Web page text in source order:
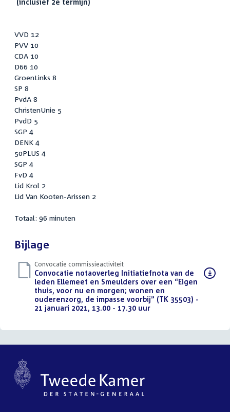
(inclusief 2e termijn)
VVD 12
PVV 10
CDA 10
D66 10
GroenLinks 8
SP 8
PvdA 8
ChristenUnie 5
PvdD 5
SGP 4
DENK 4
50PLUS 4
SGP 4
FvD 4
Lid Krol 2
Lid Van Kooten-Arissen 2
Totaal: 96 minuten
Bijlage
Convocatie commissieactiviteit
Download
bestand:
Convocatie notaoverleg Initiatiefnota van de
leden Ellemeet en Smeulders over een “Eigen
thuis, voor nu en morgen; wonen en
ouderenzorg, de impasse voorbij” (TK 35503) -
21 januari 2021, 13.00 - 17.30 uur(PDF)